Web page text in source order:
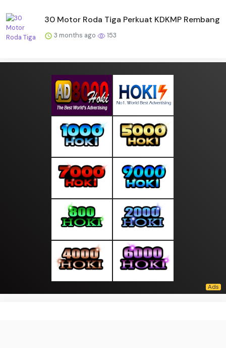
30 Motor Roda Tiga Perkuat KDKMP Rembang
3 months ago 153